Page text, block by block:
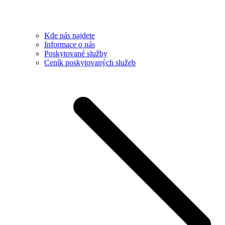
Kde nás najdete
Informace o nás
Poskytované služby
Ceník poskytovaných služeb